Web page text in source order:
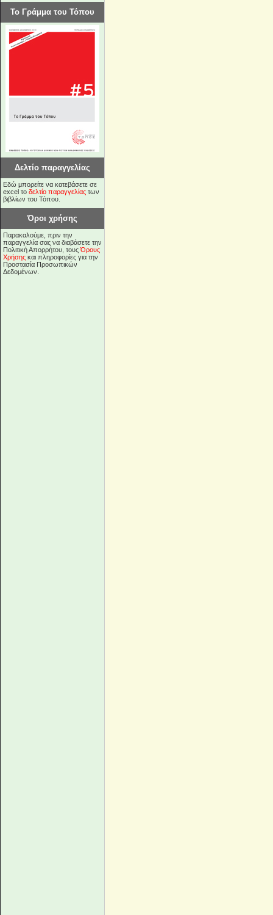
Το Γράμμα του Τόπου
Δελτίο παραγγελίας
Εδώ μπορείτε να κατεβάσετε σε
excel το δελτίο παραγγελίας των
βιβλίων του Τόπου.
Όροι χρήσης
Παρακαλούμε, πριν την
παραγγελία σας να διαβάσετε την
Πολιτική Απορρήτου, τουςΌρους
Χρήσης και πληροφορίες για την
Προστασία Προσωπικών
Δεδομένων.